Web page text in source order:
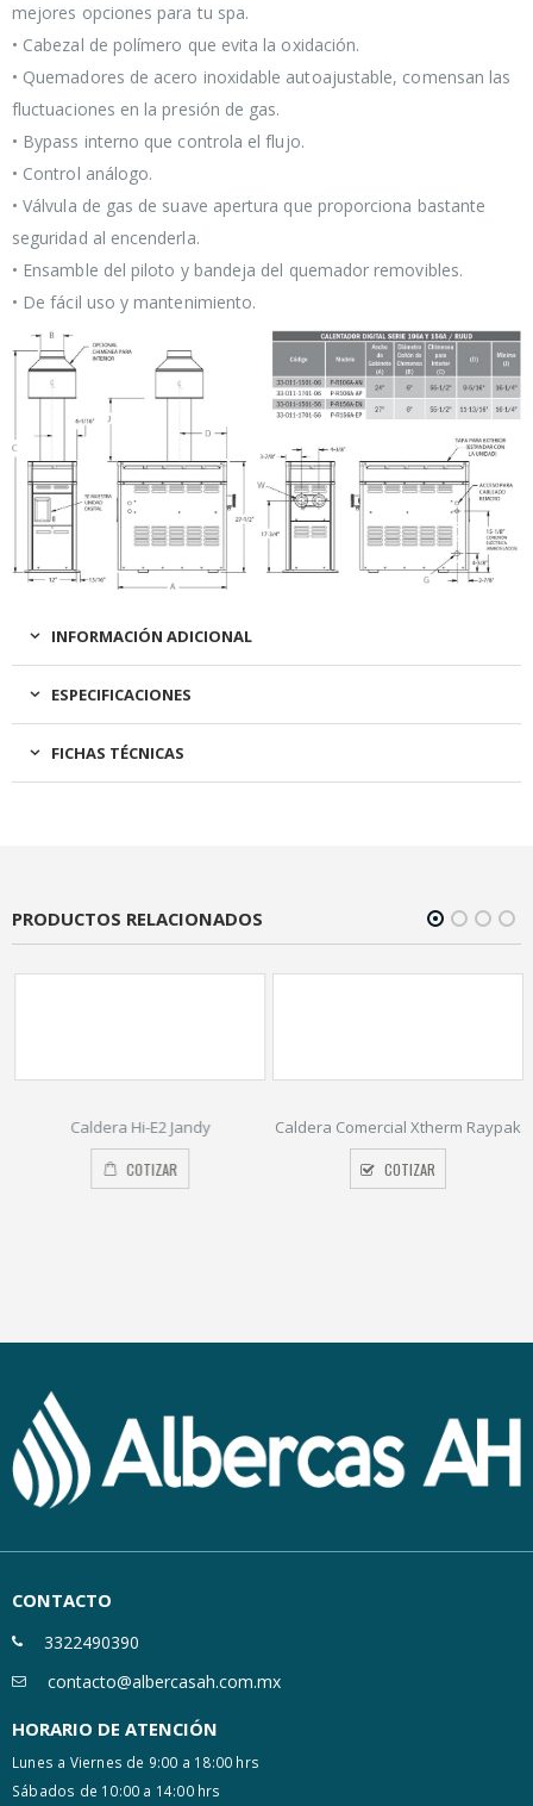
mejores opciones para tu spa.
• Cabezal de polímero que evita la oxidación.
• Quemadores de acero inoxidable autoajustable, comensan las
fluctuaciones en la presión de gas.
• Bypass interno que controla el flujo.
• Control análogo.
• Válvula de gas de suave apertura que proporciona bastante
seguridad al encenderla.
• Ensamble del piloto y bandeja del quemador removibles.
• De fácil uso y mantenimiento.
INFORMACIÓN ADICIONAL
ESPECIFICACIONES
FICHAS TÉCNICAS
PRODUCTOS RELACIONADOS
Caldera Hi-E2 Jandy
COTIZAR
Caldera Comercial Xtherm Raypak
COTIZAR
CONTACTO
3322490390
contacto@albercasah.com.mx